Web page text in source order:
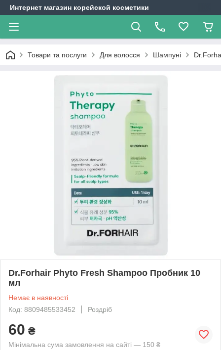
Интернет магазин корейской косметики
Товари та послуги Для волосся Шампуні
Dr.Forhair Phyto Fresh Shampoo Пробник 10
мл
Немає в наявності
Код: 8809485533452
Роздріб
60 ₴
Мінімальна сума замовлення на сайті — 150 ₴